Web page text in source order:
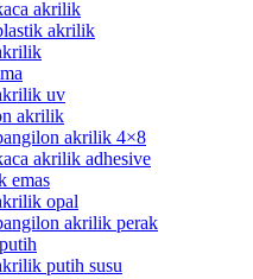
akrilik
akrilik
uv
akrilik
akrilik 4×8
akrilik adhesive
emas
opal
akrilik perak
putih susu